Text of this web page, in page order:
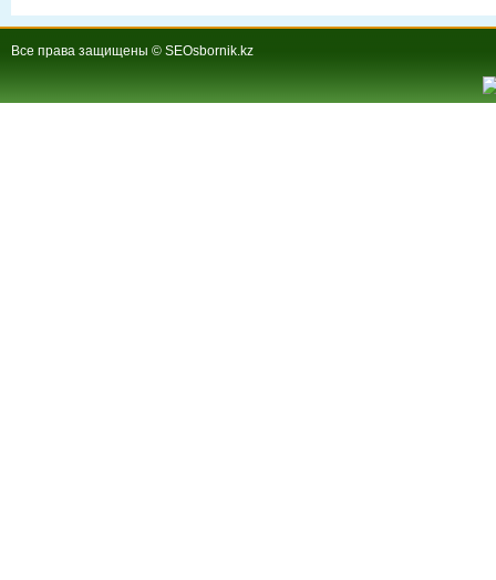
Все права защищены © SEOsbornik.kz